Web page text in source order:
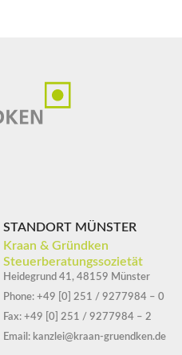
STANDORT MÜNSTER
Kraan & Gründken
Steuerberatungssozietät
Heidegrund 41, 48159 Münster
Phone: +49 [0] 251 / 9277984 – 0
Fax: +49 [0] 251 / 9277984 – 2
Email: kanzlei@kraan-gruendken.de